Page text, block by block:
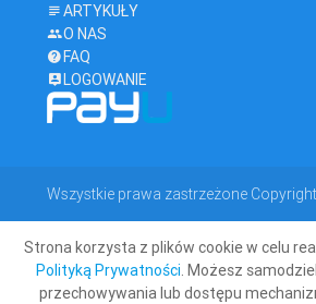
ARTYKUŁY
O NAS
FAQ
LOGOWANIE
Wszystkie prawa zastrzeżone
geodeta.com
Strona korzysta z plików cookie w celu
Polityką Prywatności. Możesz
przechowywania lub dostępu